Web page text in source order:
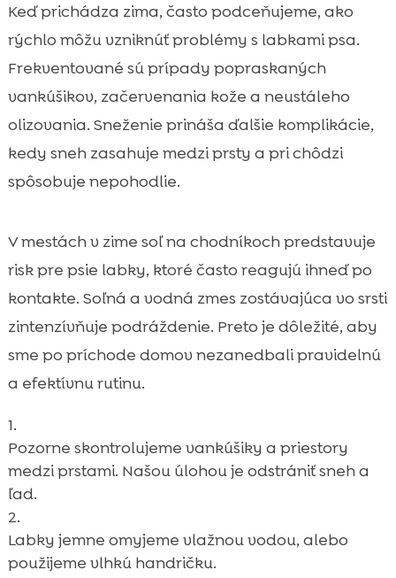
Keď prichádza zima, často podceňujeme, ako
rýchlo môžu vzniknúť problémy s labkami psa.
Frekventované sú prípady popraskaných
vankúšikov, začervenania kože a neustáleho
olizovania. Sneženie prináša ďalšie komplikácie,
kedy sneh zasahuje medzi prsty a pri chôdzi
spôsobuje nepohodlie.
V mestách v zime soľ na chodníkoch predstavuje
risk pre psie labky, ktoré často reagujú ihneď po
kontakte. Soľná a vodná zmes zostávajúca vo srsti
zintenzívňuje podráždenie. Preto je dôležité, aby
sme po príchode domov nezanedbali pravidelnú
a efektívnu rutinu.
Pozorne skontrolujeme vankúšiky a priestory
medzi prstami. Našou úlohou je odstrániť sneh a
ľad.
Labky jemne omyjeme vlažnou vodou, alebo
použijeme vlhkú handričku.